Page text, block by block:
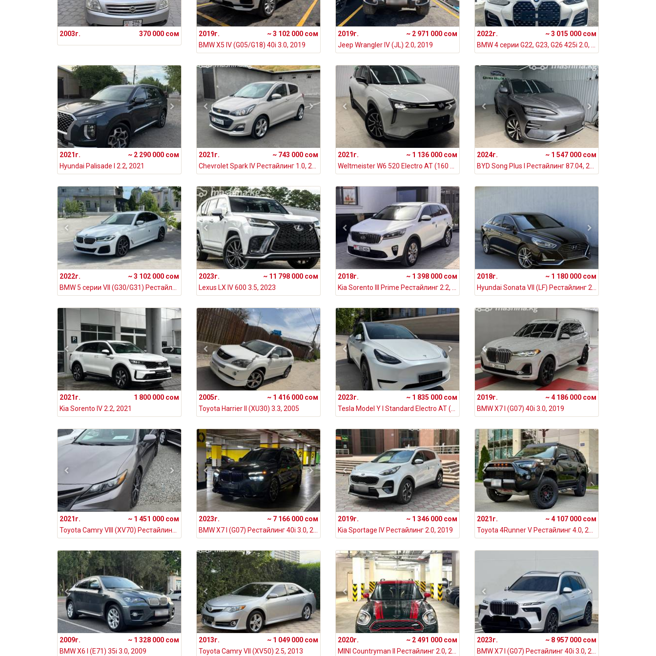
2003г. 370 000 сом 2019г.
~ 3 102 000 сом
BMW X5 IV (G05/G18) 40i 3.0, 2019
2019г.
~ 2 971 000 сом
Jeep Wrangler IV (JL) 2.0, 2019
2022г.
~ 3 015 000 сом
2021г.
~ 2 290 000 сом
Hyundai Palisade I 2.2, 2021
2021г.
~ 743 000 сом
2021г.
~ 1 136 000 сом
2024г.
~ 1 547 000 сом
2022г.
~ 3 102 000 сом
2023г.
~ 11 798 000 сом
Lexus LX IV 600 3.5, 2023
2018г.
~ 1 398 000 сом
2018г.
~ 1 180 000 сом
2021г.
1 800 000 сом
Kia Sorento IV 2.2, 2021
2005г.
~ 1 416 000 сом
Toyota Harrier II (XU30) 3.3, 2005
2023г.
~ 1 835 000 сом
2019г.
~ 4 186 000 сом
BMW X7 I (G07) 40i 3.0, 2019
2021г.
~ 1 451 000 сом
2023г.
~ 7 166 000 сом
2019г.
~ 1 346 000 сом
Kia Sportage IV Рестайлинг 2.0, 2019
2021г.
~ 4 107 000 сом
2009г.
~ 1 328 000 сом
BMW X6 I (E71) 35i 3.0, 2009
2013г.
~ 1 049 000 сом
Toyota Camry VII (XV50) 2.5, 2013
2020г.
~ 2 491 000 сом
2023г.
~ 8 957 000 сом